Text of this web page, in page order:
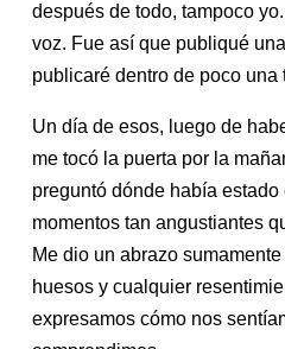
después de todo, tampoco
voz. Fue así que publiqué
publicaré dentro de poco una
Un día de esos, luego de
me tocó la puerta por la
preguntó dónde había
momentos tan angustiantes
Me dio un abrazo
huesos y cualquier
expresamos cómo nos